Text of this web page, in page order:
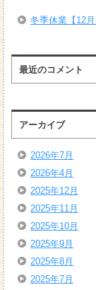
冬季休業【12
最近のコメント
アーカイブ
2026年7月
2026年4月
2025年12月
2025年11月
2025年10月
2025年9月
2025年8月
2025年7月